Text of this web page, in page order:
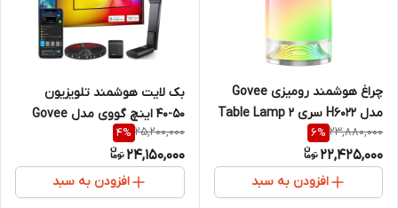
چراغ هوشمند رومیزی Govee
مدل H6022 سری Table Lamp 2
صوتی
23,880,000
6%
22,425,000
افزودن به سبد
بک لایت هوشمند تلویزیون
۵۰-۴۰ اینچ گووی مدل Govee
RGBICW
25,200,000
4%
24,150,000
افزودن به سبد